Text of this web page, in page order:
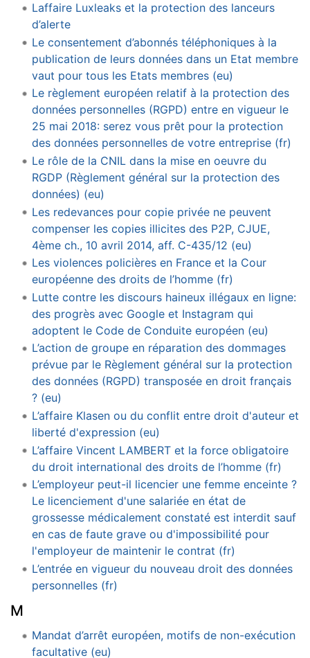
Laffaire Luxleaks et la protection des lanceurs
d’alerte
Le consentement d’abonnés téléphoniques à la
publication de leurs données dans un Etat membre
vaut pour tous les Etats membres (eu)
Le règlement européen relatif à la protection des
données personnelles (RGPD) entre en vigueur le
25 mai 2018: serez vous prêt pour la protection
des données personnelles de votre entreprise (fr)
Le rôle de la CNIL dans la mise en oeuvre du
RGDP (Règlement général sur la protection des
données) (eu)
Les redevances pour copie privée ne peuvent
compenser les copies illicites des P2P, CJUE,
4ème ch., 10 avril 2014, aff. C-435/12 (eu)
Les violences policières en France et la Cour
européenne des droits de l’homme (fr)
Lutte contre les discours haineux illégaux en ligne:
des progrès avec Google et Instagram qui
adoptent le Code de Conduite européen (eu)
L’action de groupe en réparation des dommages
prévue par le Règlement général sur la protection
des données (RGPD) transposée en droit français
? (eu)
L’affaire Klasen ou du conflit entre droit d'auteur et
liberté d'expression (eu)
L’affaire Vincent LAMBERT et la force obligatoire
du droit international des droits de l’homme (fr)
L’employeur peut-il licencier une femme enceinte ?
Le licenciement d'une salariée en état de
grossesse médicalement constaté est interdit sauf
en cas de faute grave ou d'impossibilité pour
l'employeur de maintenir le contrat (fr)
L’entrée en vigueur du nouveau droit des données
personnelles (fr)
M
Mandat d’arrêt européen, motifs de non-exécution
facultative (eu)